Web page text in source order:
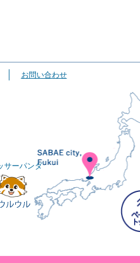
お問い合わせ
サーパンダ